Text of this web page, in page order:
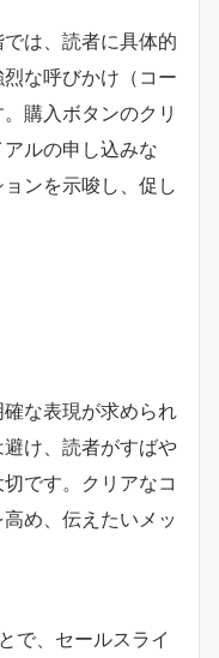
は、読者に具体的
な呼びかけ（コー
購入ボタンのクリ
ルの申し込みな
ンを示唆し、促し
な表現が求められ
け、読者がすばや
です。クリアなコ
め、伝えたいメッ
で、セールスライ